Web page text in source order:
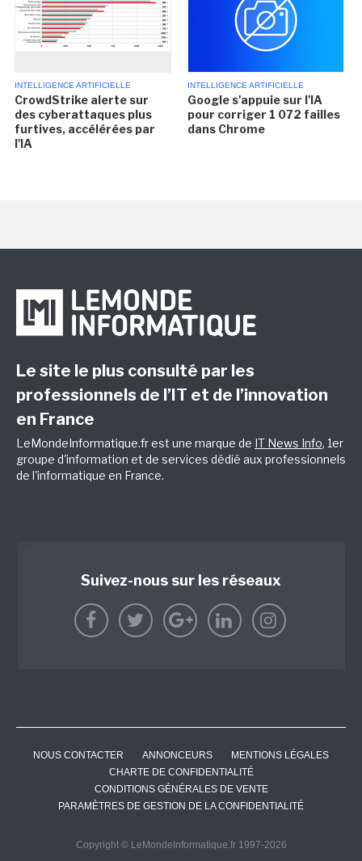
INTELLIGENCE ARTIFICIELLE
CrowdStrike alerte sur
des cyberattaques plus
furtives, accélérées par
l'IA
INTELLIGENCE ARTIFICIELLE
Google s'appuie sur l'IA
pour corriger 1 072 failles
dans Chrome
Le site le plus consulté par les
professionnels de l’IT et de l’innovation
en France
LeMondeInformatique.fr est une marque de IT News Info, 1er
groupe d'information et de services dédié aux professionnels
de l'informatique en France.
Suivez-nous sur les réseaux
NOUS CONTACTER ANNONCEURS
MENTIONS LÉGALES
CHARTE DE CONFIDENTIALITÉ
CONDITIONS GÉNÉRALES DE VENTE
PARAMÈTRES DE GESTION DE LA CONFIDENTIALITÉ
Copyright © LeMondeInformatique.fr 1997-2026